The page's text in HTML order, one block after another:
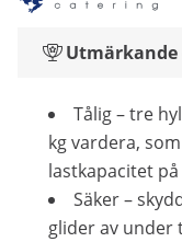
Utmärkande
Tålig – tre
kg vardera,
lastkapacitet på
Säker –
glider av